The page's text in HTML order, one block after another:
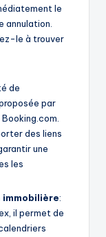
le
annulation.
le à trouver
de
par
des liens
une
les
immobilière:
il permet de